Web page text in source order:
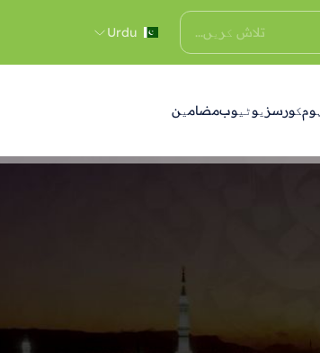
Urdu
ہومکورسز یوٹیوبمضامین